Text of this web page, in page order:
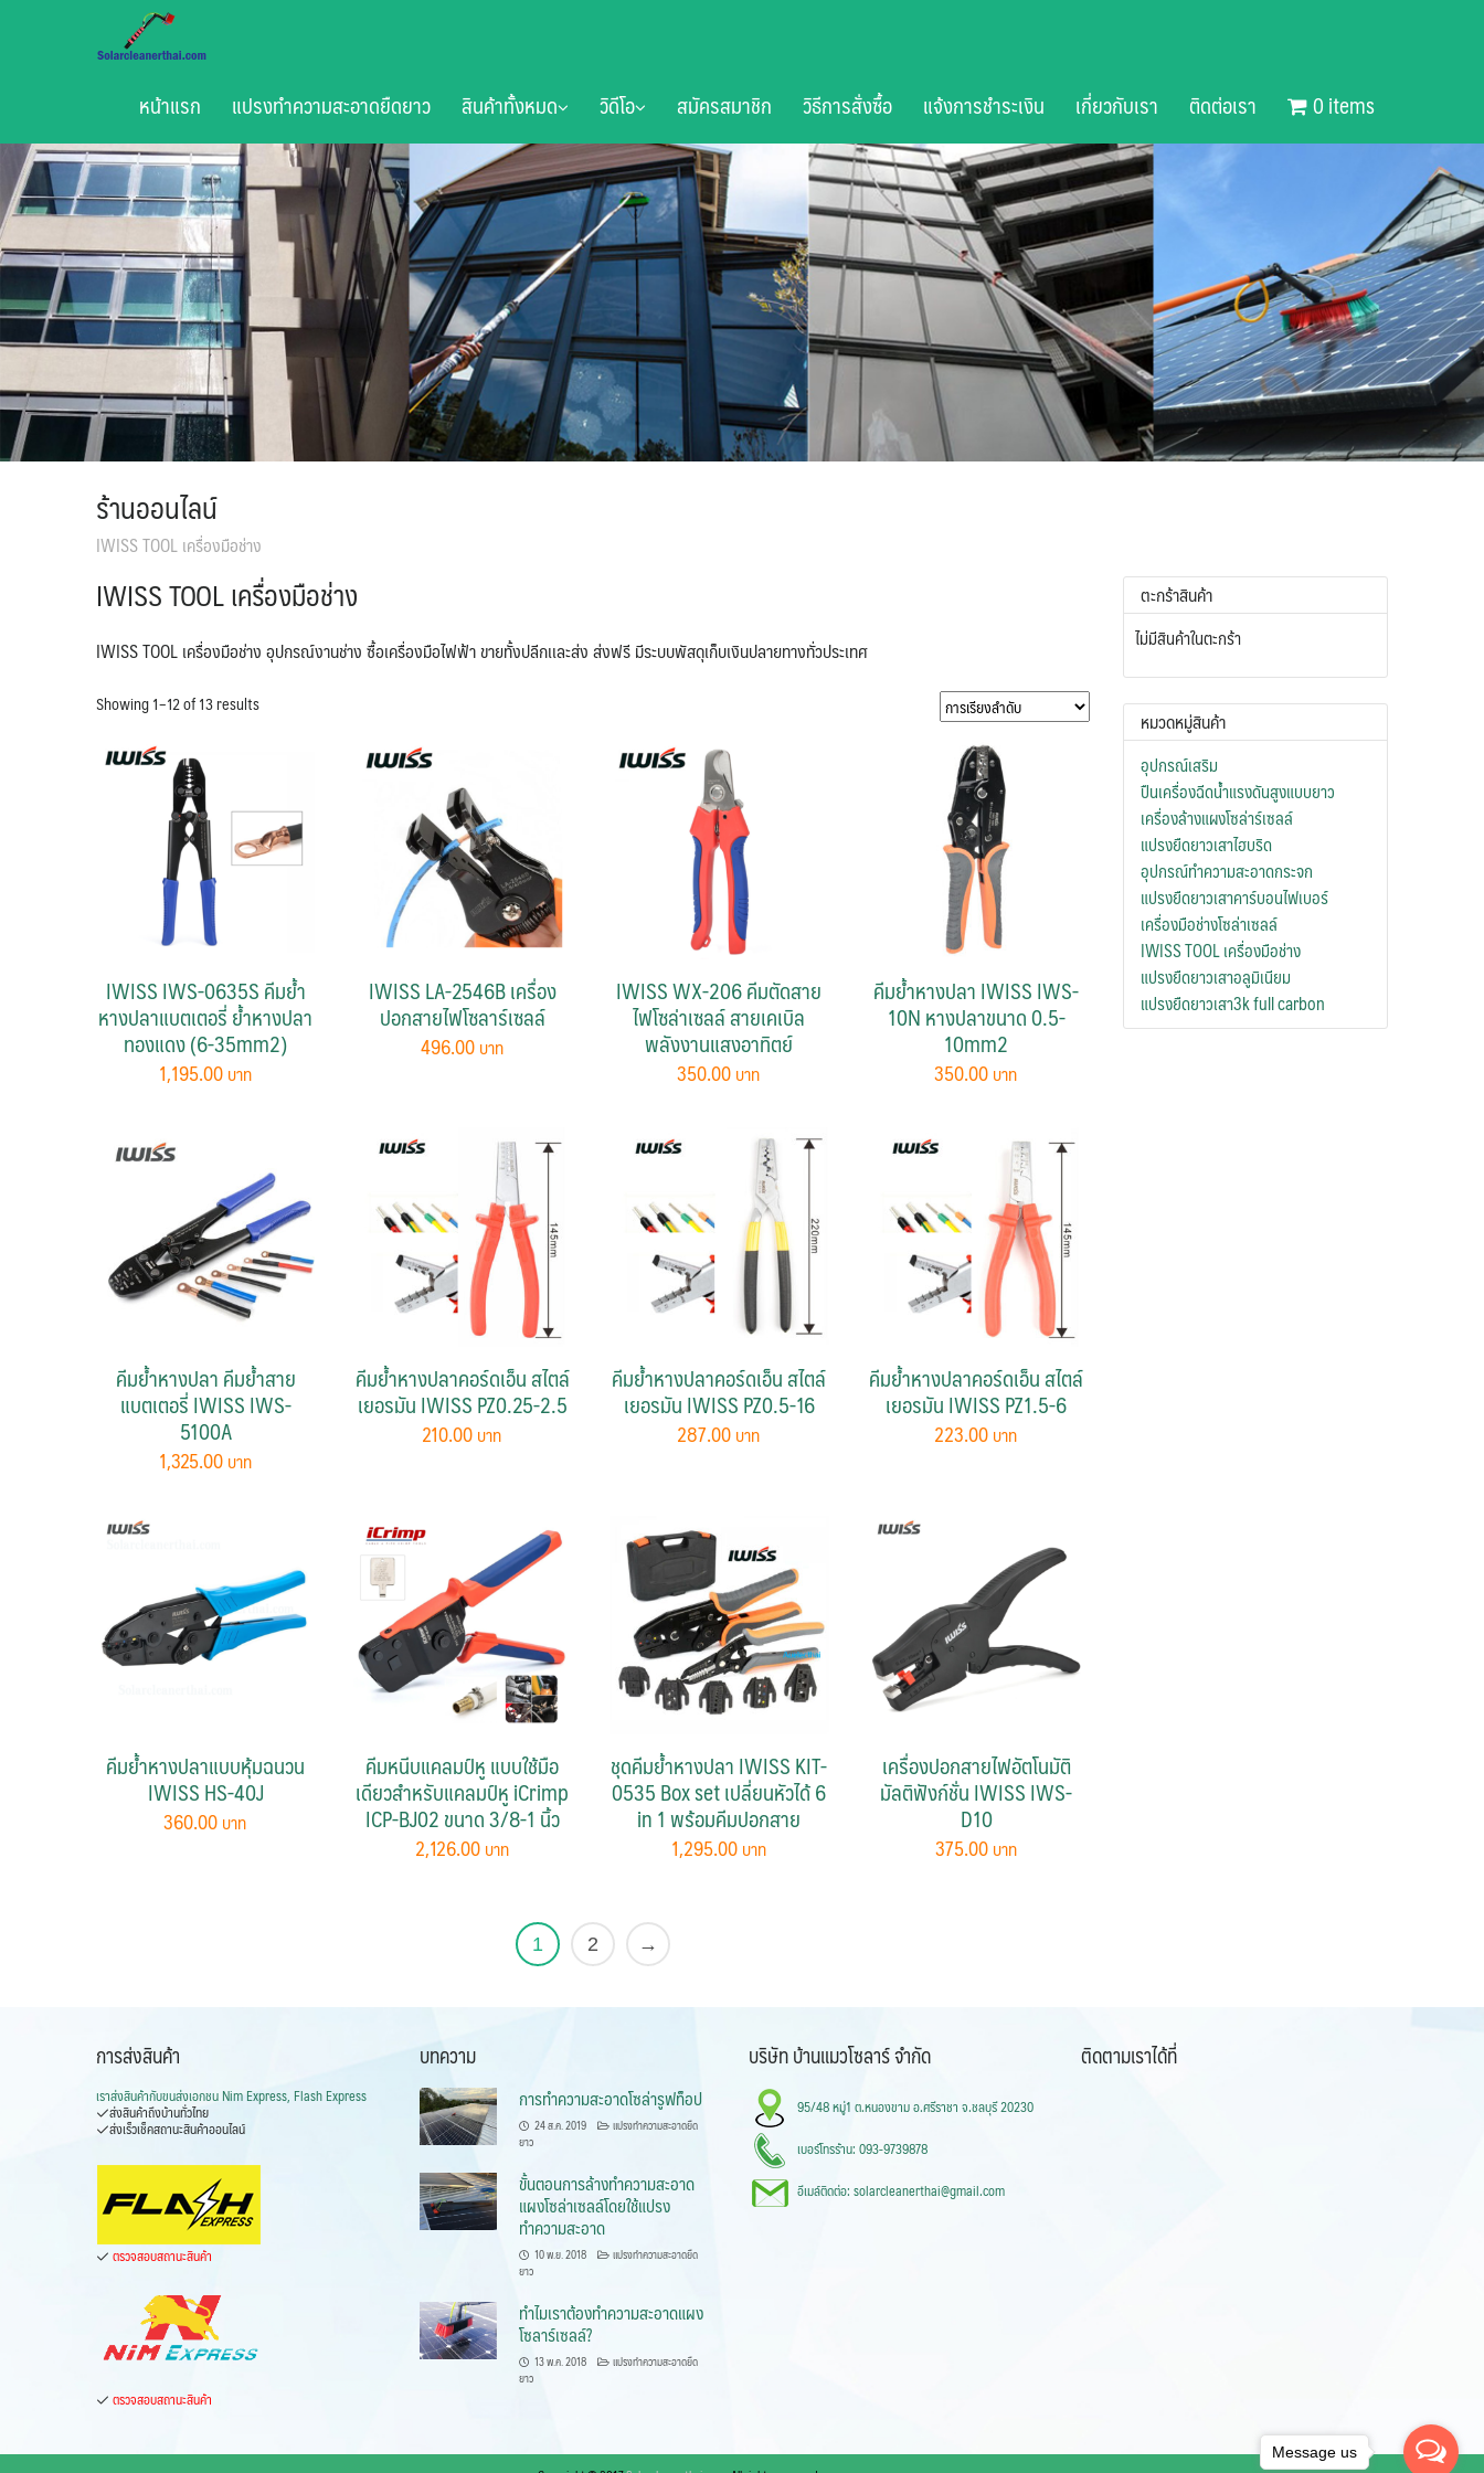
หน้าแรก แปรงทำความสะอาดยืดยาว สินค้าทั้งหมด วิดีโอ สมัครสมาชิก วิธีการสั่งซื้อ แจ้งการชำระเงิน เกี่ยวกับเรา ติดต่อเรา 0 items
ร้านออนไลน์
IWISS TOOL เครื่องมือช่าง
IWISS TOOL เครื่องมือช่าง
IWISS TOOL เครื่องมือช่าง อุปกรณ์งานช่าง ซื้อเครื่องมือไฟฟ้า ขายทั้งปลีกเเละส่ง ส่งฟรี มีระบบพัสดุเก็บเงินปลายทางทั่วประเทศ
Showing 1–12 of 13 results
IWISS IWS-0635S คีมย้ำ
หางปลาแบตเตอรี่ ย้ำหางปลา
ทองแดง (6-35mm2)
1,195.00
IWISS LA-2546B เครื่อง
ปอกสายไฟโซลาร์เซลล์
496.00
IWISS WX-206 คีมตัดสาย
ไฟโซล่าเซลล์ สายเคเบิล
พลังงานแสงอาทิตย์
350.00
คีมย้ำหางปลา IWISS IWS-
10N หางปลาขนาด 0.5-
10mm2
350.00
คีมย้ำหางปลา คีมย้ำสาย
แบตเตอรี่ IWISS IWS-
5100A
1,325.00
คีมย้ำหางปลาคอร์ดเอ็น สไตล์
เยอรมัน IWISS PZ0.25-2.5
210.00
คีมย้ำหางปลาคอร์ดเอ็น สไตล์
เยอรมัน IWISS PZ0.5-16
287.00
คีมย้ำหางปลาคอร์ดเอ็น สไตล์
เยอรมัน IWISS PZ1.5-6
223.00
คีมย้ำหางปลาแบบหุ้มฉนวน
IWISS HS-40J
360.00
คีมหนีบแคลมป์หู แบบใช้มือ
เดียวสำหรับแคลมป์หู iCrimp
ICP-BJ02 ขนาด 3/8-1 นิ้ว
2,126.00
ชุดคีมย้ำหางปลา IWISS KIT-
0535 Box set เปลี่ยนหัวได้ 6
in 1 พร้อมคีมปอกสาย
1,295.00
เครื่องปอกสายไฟอัตโนมัติ
มัลติฟังก์ชั่น IWISS IWS-
D10
375.00
1 2 →
ตะกร้าสินค้า
ไม่มีสินค้าในตะกร้า
หมวดหมู่สินค้า
อุปกรณ์เสริม
ปืนเครื่องฉีดน้ำแรงดันสูงแบบยาว
เครื่องล้างแผงโซล่าร์เซลล์
แปรงยืดยาวเสาไฮบริด
อุปกรณ์ทำความสะอาดกระจก
แปรงยืดยาวเสาคาร์บอนไฟเบอร์
เครื่องมือช่างโซล่าเซลล์
IWISS TOOL เครื่องมือช่าง
แปรงยืดยาวเสาอลูมิเนียม
แปรงยืดยาวเสา3k full carbon
การส่งสินค้า
เราส่งสินค้ากับขนส่งเอกชน Nim Express, Flash Express
ส่งสินค้าถึงบ้านทั่วไทย
ส่งเร็วเช็คสถานะสินค้าออนไลน์
ตรวจสอบสถานะสินค้า
ตรวจสอบสถานะสินค้า
บทความ
การทำความสะอาดโซล่ารูฟท็อป
24 ส.ค. 2019
แปรงทำความสะอาดยืด
ยาว
ขั้นตอนการล้างทำความสะอาด
แผงโซล่าเซลล์โดยใช้แปรง
ทำความสะอาด
10 พ.ย. 2018
แปรงทำความสะอาดยืด
ยาว
ทำไมเราต้องทำความสะอาดแผง
โซลาร์เซลล์?
13 พ.ค. 2018
แปรงทำความสะอาดยืด
ยาว
บริษัท บ้านแมวโซลาร์ จำกัด
95/48 หมู่1 ต.หนองขาม อ.ศรีราชา จ.ชลบุรี 20230
เบอร์โทรร้าน: 093-9739878
อีเมล์ติดต่อ: solarcleanerthai@gmail.com
ติดตามเราได้ที่
Message us